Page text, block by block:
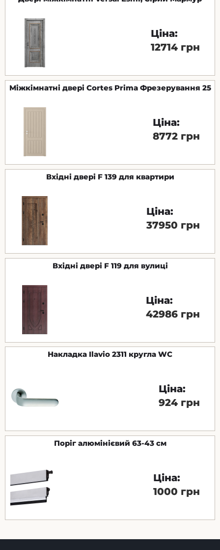
Ціна:
12714 грн
Міжкімнатні двері Cortes Prima Фрезерування 25
Ціна:
8772 грн
Вхідні двері F 139 для квартири
Ціна:
37950 грн
Вхідні двері F 119 для вулиці
Ціна:
42986 грн
Накладка Ilavio 2311 кругла WC
Ціна:
924 грн
Поріг алюмінієвий 63-43 см
Ціна:
1000 грн